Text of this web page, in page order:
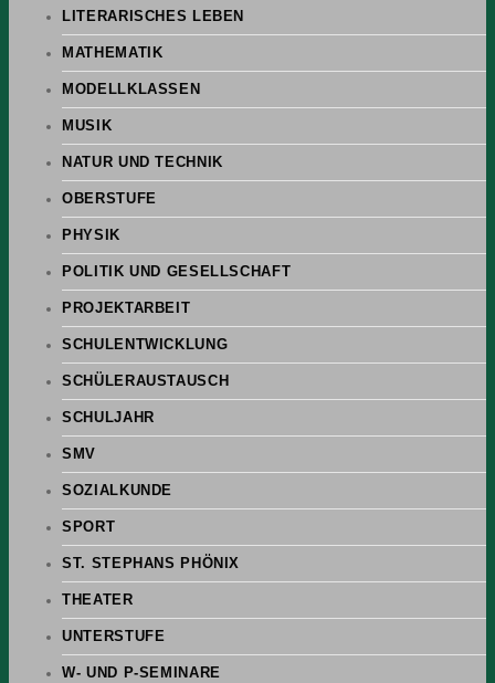
LITERARISCHES LEBEN
MATHEMATIK
MODELLKLASSEN
MUSIK
NATUR UND TECHNIK
OBERSTUFE
PHYSIK
POLITIK UND GESELLSCHAFT
PROJEKTARBEIT
SCHULENTWICKLUNG
SCHÜLERAUSTAUSCH
SCHULJAHR
SMV
SOZIALKUNDE
SPORT
ST. STEPHANS PHÖNIX
THEATER
UNTERSTUFE
W- UND P-SEMINARE